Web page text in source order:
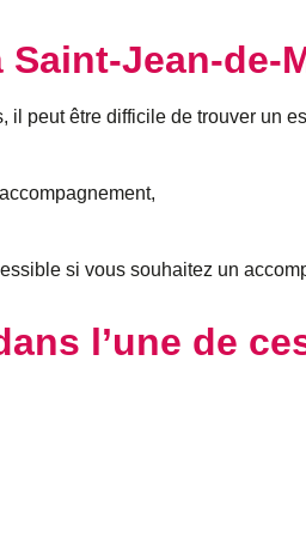
Jean-de-
peut être difficile de trouver un
si vous souhaitez un
l’une de